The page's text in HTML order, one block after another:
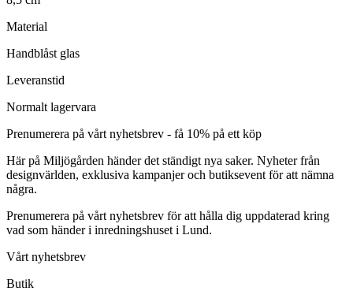
Material
Handblåst glas
Leveranstid
Normalt lagervara
Prenumerera på vårt nyhetsbrev - få 10% på ett köp
Här på Miljögården händer det ständigt nya saker. Nyheter från
designvärlden, exklusiva kampanjer och butiksevent för att nämna
några.
Prenumerera på vårt nyhetsbrev för att hålla dig uppdaterad kring
vad som händer i inredningshuset i Lund.
Vårt nyhetsbrev
Butik